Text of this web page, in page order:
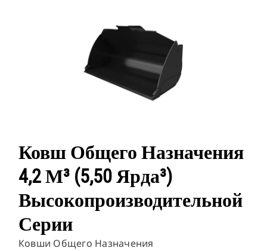
Ковш Общего Назначения
4,2 М³ (5,50 Ярда³)
Высокопроизводительной
Серии
Ковши Общего Назначения